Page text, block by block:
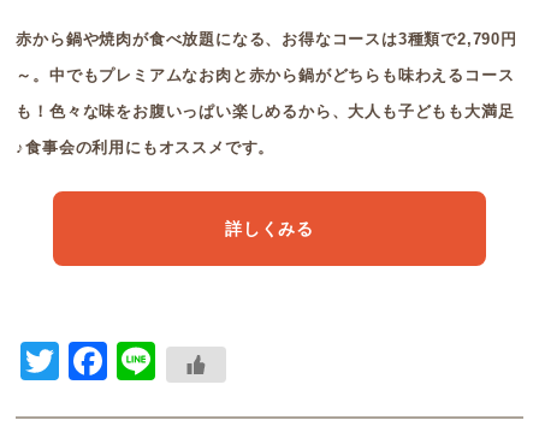
赤から鍋や焼肉が食べ放題になる、お得なコースは3種類で2,790円
～。中でもプレミアムなお肉と赤から鍋がどちらも味わえるコース
も！色々な味をお腹いっぱい楽しめるから、大人も子どもも大満足
♪食事会の利用にもオススメです。
詳しくみる
Twitter
Facebook
Line